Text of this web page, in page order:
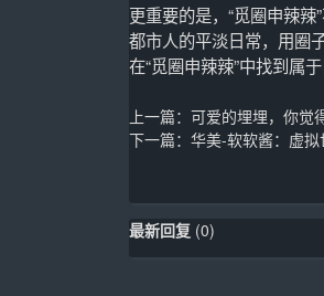
更重要的是，“觅圈申辣
都市人的平淡日常，用圈
在“觅圈申辣辣”中找到属
上一篇： 可爱的埋埋，你觉
下一篇： 华美-软软酱：虚
最新回复 (0)